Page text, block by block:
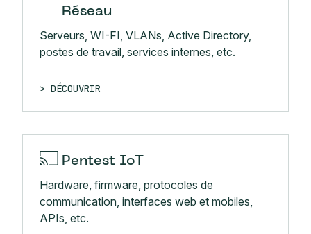
Réseau
Serveurs, WI-FI, VLANs, Active Directory,
postes de travail, services internes, etc.
DÉCOUVRIR
Pentest IoT
Hardware, firmware, protocoles de
communication, interfaces web et mobiles,
APIs, etc.